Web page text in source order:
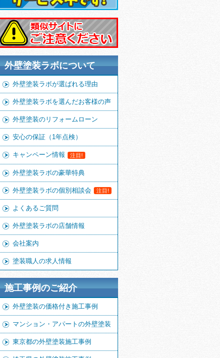
外壁塗装ラボについて
外壁塗装ラボが選ばれる理由
外壁塗装ラボを選んだお客様の声
外壁塗装のリフォームローン
安心の保証（1年点検）
キャンペーン情報 注目!
外壁塗装ラボの豪華特典
外壁塗装ラボの個別相談会 注目!
よくあるご質問
外壁塗装ラボの店舗情報
会社案内
塗装職人の求人情報
施工事例のご紹介
外壁塗装の価格付き施工事例
マンション・アパートの外壁塗装
東京都の外壁塗装施工事例